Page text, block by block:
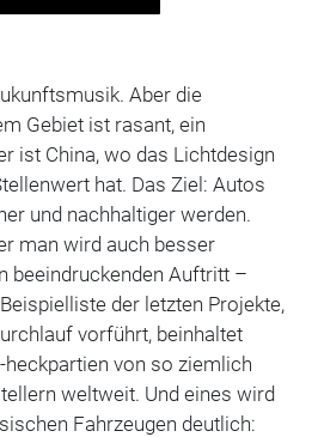
Aber die
Gebiet ist rasant, ein
ist China, wo das Lichtdesign
hat. Das Ziel: Autos
und nachhaltiger werden.
man wird auch besser
beeindruckenden Auftritt –
der letzten Projekte,
vorführt, beinhaltet
von so ziemlich
weltweit. Und eines wird
Fahrzeugen deutlich: